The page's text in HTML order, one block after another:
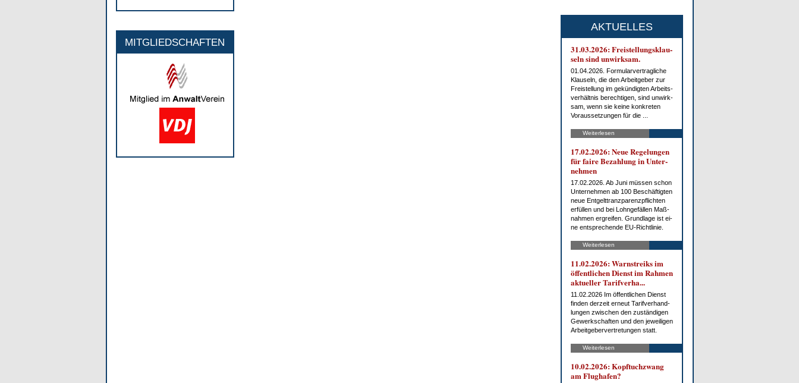
MITGLIEDSCHAFTEN
AKTUELLES
31.03.2026: Frei­stel­lungs­klau­
seln sind un­wirk­sam.
01.04.2026. For­mu­lar­ver­trag­li­che
Klau­seln, die den Ar­beit­ge­ber zur
Frei­stel­lung im ge­kün­dig­ten Ar­beits­
ver­hält­nis be­rech­ti­gen, sind un­wirk­
sam, wenn sie kei­ne kon­kre­ten
Vor­aus­set­zun­gen für die ...
Weiterlesen
17.02.2026: Neue Re­ge­lun­gen
für fai­re Be­zah­lung in Un­ter­
neh­men
17.02.2026. Ab Ju­ni müs­sen schon
Un­ter­neh­men ab 100 Be­schäf­tig­ten
neue Ent­gelt­tranz­pa­renz­pflich­ten
er­fül­len und bei Lohn­ge­fäl­len Maß­
nah­men er­grei­fen. Grund­la­ge ist ei­
ne ent­spre­chen­de EU-Richt­li­nie.
Weiterlesen
11.02.2026: Warn­streiks im
öf­fent­li­chen Dienst im Rah­men
ak­tu­el­ler Ta­rif­ver­ha...
11.02.2026 Im öf­fent­li­chen Dienst
fin­den der­zeit er­neut Ta­rif­ver­hand­
lun­gen zwi­schen den zu­stän­di­gen
Ge­werk­schaf­ten und den je­wei­li­gen
Ar­beit­ge­ber­ver­tre­tun­gen statt.
Weiterlesen
10.02.2026: Kopf­tuch­zwang
am Flug­ha­fen?